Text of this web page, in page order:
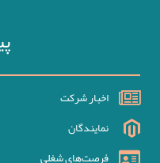
اخبار شرکت
نمایندگان
فرصت‌های شغلی